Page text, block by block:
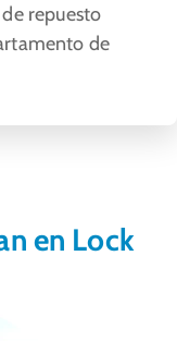
repuesto
de
en Lock